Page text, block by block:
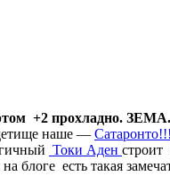
+2 прохладно. ЗЕМА.
наше — Сатаронто!!!
Токи Аден строит
блоге есть такая